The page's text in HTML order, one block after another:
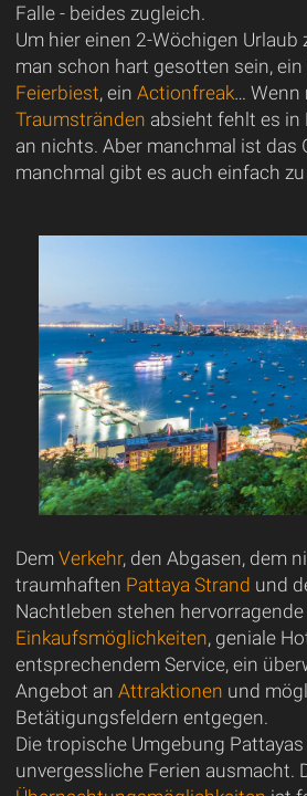
Falle - beides zugleich.
Um hier einen 2-Wöchigen Urlaub
man schon hart gesotten sein, ein
Feierbiest, ein Actionfreak… Wenn
Traumstränden absieht fehlt es in
an nichts. Aber manchmal ist das
manchmal gibt es auch einfach zu
Dem Verkehr, den Abgasen, dem
traumhaften Pattaya Strand und
Nachtleben stehen hervorragende
Einkaufsmöglichkeiten, geniale
entsprechendem Service, ein
Angebot an Attraktionen und
Betätigungsfeldern entgegen.
Die tropische Umgebung
unvergessliche Ferien ausmacht.